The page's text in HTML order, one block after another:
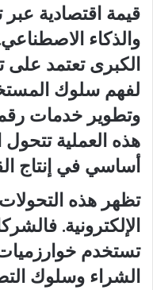
قيمة اقتصادية عبر
والذكاء
الكبرى تعتمد على
لفهم سلوك
وتطوير خدمات
هذه العملية تتحول
أساسي في إنتاج
تظهر هذه
الإلكترونية.
تستخدم
الشراء وسلوك